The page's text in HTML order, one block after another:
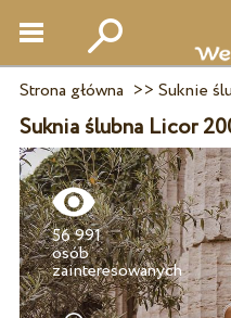
Strona główna >> Suknie
Suknia ślubna Licor
56 991
osób
zainteresowanych